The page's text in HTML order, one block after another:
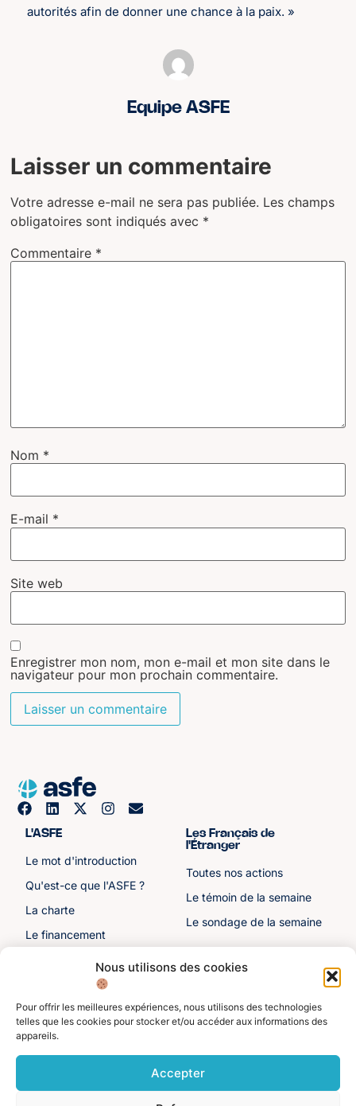
Nous utilisons des cookies
Pour offrir les meilleures expériences, nous utilisons des technologies
telles que les cookies pour stocker et/ou accéder aux informations des
appareils.
Accepter
autorités afin de donner une chance à la paix. »
Equipe ASFE
Laisser un commentaire
Votre adresse e-mail ne sera pas publiée. Les champs
obligatoires sont indiqués avec *
Commentaire *
Nom *
E-mail *
Site web
Enregistrer mon nom, mon e-mail et mon site dans le
navigateur pour mon prochain commentaire.
L'ASFE
Le mot d'introduction
Qu'est-ce que l'ASFE ?
La charte
Le financement
Les sénateurs
Les Français de
l'Étranger
Toutes nos actions
Le témoin de la semaine
Le sondage de la semaine
Autre liens
Toutes les ressources
Contactez-nous
Divers
personnelles
Mentions légales